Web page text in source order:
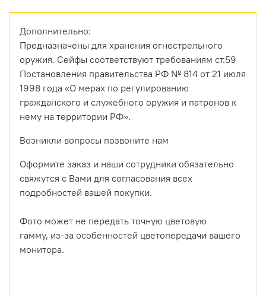
Дополнительно:
Предназначены для хранения огнестрельного
оружия. Сейфы соответствуют требованиям ст.59
Постановления правительства РФ № 814 от 21 июля
1998 года «О мерах по регулированию
гражданского и служебного оружия и патронов к
нему на территории РФ».
Возникли вопросы позвоните нам
Оформите заказ и наши сотрудники обязательно
свяжутся с Вами для согласования всех
подробностей вашей покупки.
Фото может не передать точную цветовую
гамму, из-за особенностей цветопередачи вашего
монитора.